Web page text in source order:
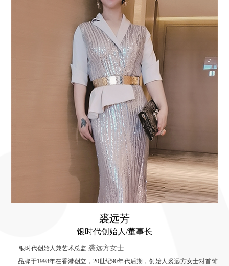
裘远芳
银时代创始人/董事长
银时代创始人兼艺术总监 裘远方女士
品牌于1998年在香港创立，20世纪90年代后期，创始人裘远方女士对首饰